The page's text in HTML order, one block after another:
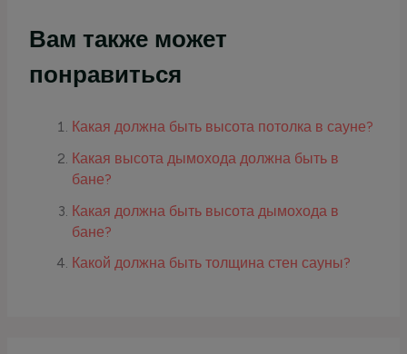
Вам также может
понравиться
Какая должна быть высота потолка в сауне?
Какая высота дымохода должна быть в
бане?
Какая должна быть высота дымохода в
бане?
Какой должна быть толщина стен сауны?